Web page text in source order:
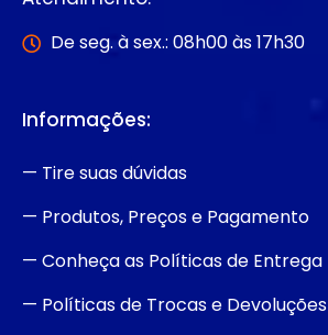
De seg. à sex.: 08h00 às 17h30
Informações:
— Tire suas dúvidas
— Produtos, Preços e Pagamento
— Conheça as Políticas de Entrega
— Políticas de Trocas e Devoluções